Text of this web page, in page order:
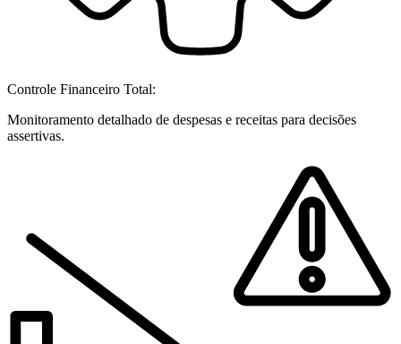
Controle Financeiro Total:
Monitoramento detalhado de despesas e receitas para decisões
assertivas.